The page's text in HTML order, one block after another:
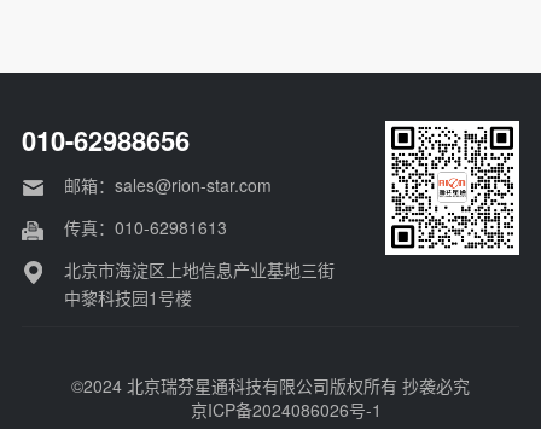
010-62988656
邮箱：sales@rion-star.com
传真：010-62981613
北京市海淀区上地信息产业基地三街
中黎科技园1号楼
©2024 北京瑞芬星通科技有限公司版权所有 抄袭必究
京ICP备2024086026号-1